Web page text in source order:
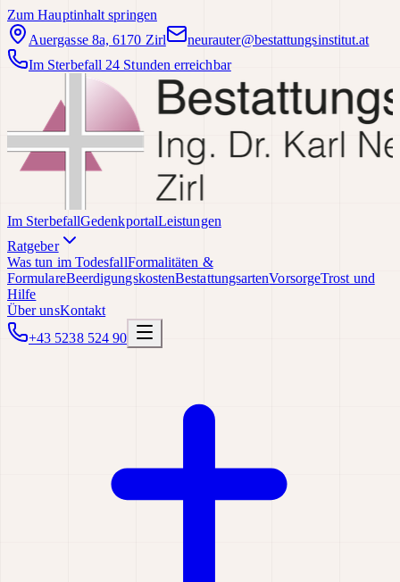
Zum Hauptinhalt springen
Auergasse 8a, 6170 Zirl
neurauter@bestattungsinstitut.at
Im Sterbefall 24 Stunden erreichbar
Im SterbefallGedenkportalLeistungen
Ratgeber
Was tun im TodesfallFormalitäten &
FormulareBeerdigungskostenBestattungsartenVorsorgeTrost und
Hilfe
Über unsKontakt
+43 5238 524 90